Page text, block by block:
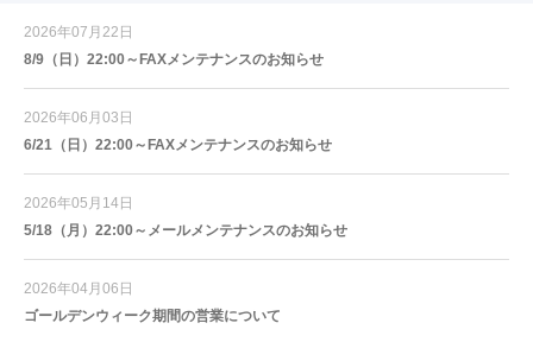
2026年07月22日
8/9（日）22:00～FAXメンテナンスのお知らせ
2026年06月03日
6/21（日）22:00～FAXメンテナンスのお知らせ
2026年05月14日
5/18（月）22:00～メールメンテナンスのお知らせ
2026年04月06日
ゴールデンウィーク期間の営業について